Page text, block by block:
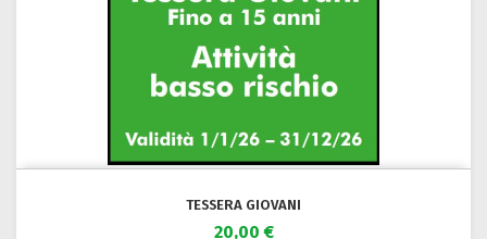
TESSERA GIOVANI
20,00 €